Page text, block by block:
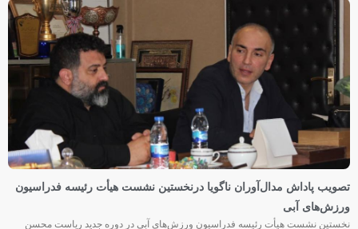
تصویب پاداش مدال‌آوران ناگویا درنخستین نشست هیأت رئیسه فدراسیون
ورزش‌های آبی
نخستین نشست هیأت رئیسه فدراسیون ورزش‌های آبی در دوره جدید ریاست محسن